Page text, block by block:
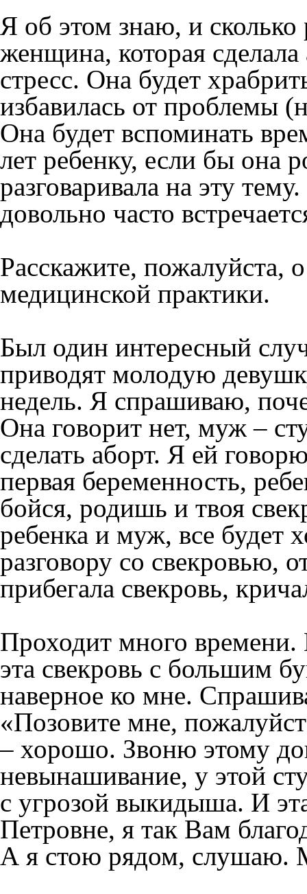
Я об этом знаю, и сколько
женщина, которая
стресс. Она будет
избавилась от проблемы
Она будет вспоминать
лет ребенку, если бы она
разговаривала на эту
довольно часто
Расскажите, пожалуйста,
медицинской практики.
Был один интересный
приводят молодую
недель. Я спрашиваю,
Она говорит нет, муж –
сделать аборт. Я ей
первая беременность,
бойся, родишь и твоя
ребенка и муж, все будет
разговору со свекровью,
прибегала свекровь,
Проходит много времени.
эта свекровь с большим
наверное ко мне.
«Позовите мне,
– хорошо. Звоню этому
невынашивание, у этой
с угрозой выкидыша. И
Петровне, я так Вам
А я стою рядом, слушаю.